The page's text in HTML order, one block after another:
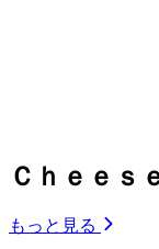
Ｃｈｅｅｓ
もっと見る